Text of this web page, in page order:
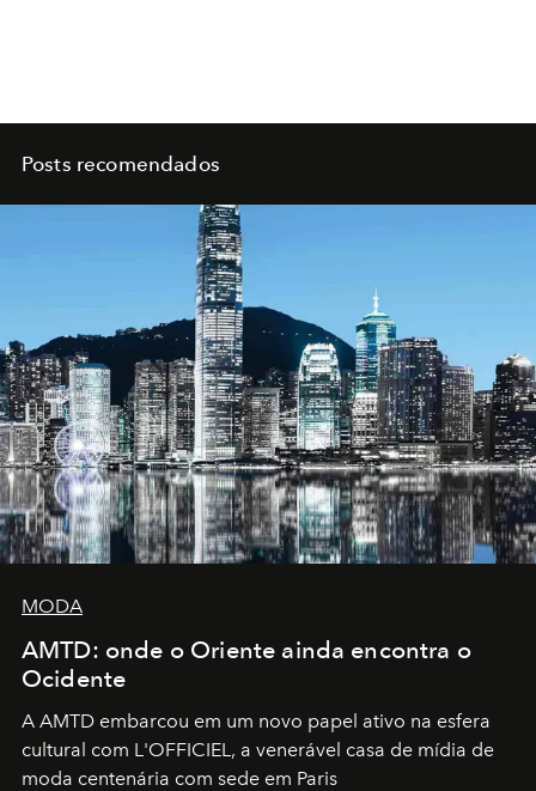
Posts recomendados
MODA
AMTD: onde o Oriente ainda encontra o
Ocidente
A AMTD embarcou em um novo papel ativo na esfera
cultural com L'OFFICIEL, a venerável casa de mídia de
moda centenária com sede em Paris